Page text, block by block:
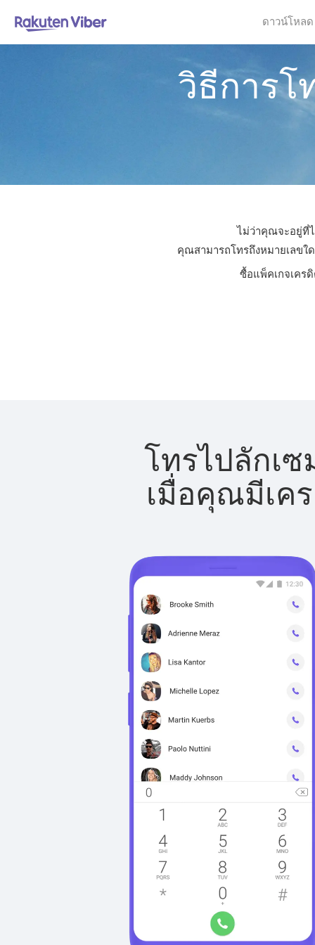
ดาวน์โหลด
วิธีการโ
ไม่ว่าคุณจะอยู่ที่
คุณสามารถโทรถึงหมายเลขใ
ซื้อแพ็คเกจเคร
โทรไปลักเซ
เมื่อคุณมีเค